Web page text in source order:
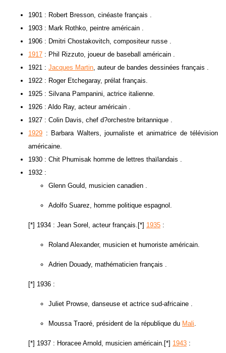
1901 : Robert Bresson, cinéaste français .
1903 : Mark Rothko, peintre américain .
1906 : Dmitri Chostakovitch, compositeur russe .
1917 : Phil Rizzuto, joueur de baseball américain .
1921 : Jacques Martin, auteur de bandes dessinées français .
1922 : Roger Etchegaray, prélat français.
1925 : Silvana Pampanini, actrice italienne.
1926 : Aldo Ray, acteur américain .
1927 : Colin Davis, chef d?orchestre britannique .
1929 : Barbara Walters, journaliste et animatrice de télévision
américaine.
1930 : Chit Phumisak homme de lettres thaïlandais .
1932 :
Glenn Gould, musicien canadien .
Adolfo Suarez, homme politique espagnol.
[*] 1934 : Jean Sorel, acteur français.[*] 1935 :
Roland Alexander, musicien et humoriste américain.
Adrien Douady, mathématicien français .
[*] 1936 :
Juliet Prowse, danseuse et actrice sud-africaine .
Moussa Traoré, président de la république du Mali.
[*] 1937 : Horacee Arnold, musicien américain.[*] 1943 :